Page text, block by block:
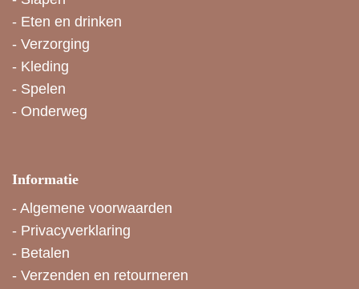
- Eten en drinken
- Verzorging
- Kleding
- Spelen
- Onderweg
Informatie
- Algemene voorwaarden
- Privacyverklaring
- Betalen
- Verzenden en retourneren